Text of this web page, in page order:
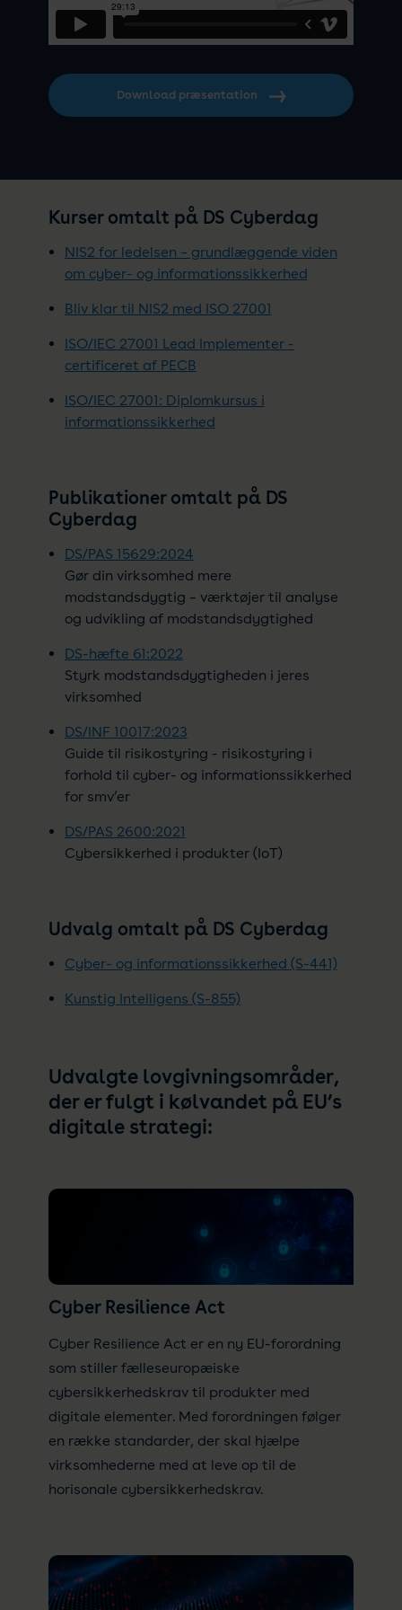
Download præsentation
Kurser omtalt på DS Cyberdag
NIS2 for ledelsen – grundlæggende viden
om cyber- og informationssikkerhed
Bliv klar til NIS2 med ISO 27001
ISO/IEC 27001 Lead Implementer -
certificeret af PECB
ISO/IEC 27001: Diplomkursus i
informationssikkerhed
Publikationer omtalt på DS
Cyberdag
DS/PAS 15629:2024
Gør din virksomhed mere
modstandsdygtig – værktøjer til analyse
og udvikling af modstandsdygtighed
DS-hæfte 61:2022
Styrk modstandsdygtigheden i jeres
virksomhed
DS/INF 10017:2023
Guide til risikostyring - risikostyring i
forhold til cyber- og informationssikkerhed
for smv’er
DS/PAS 2600:2021
Cybersikkerhed i produkter (IoT)
Udvalg omtalt på DS Cyberdag
Cyber- og informationssikkerhed (S-441)
Kunstig Intelligens (S-855)
Udvalgte lovgivningsområder,
der er fulgt i kølvandet på EU’s
digitale strategi:
Cyber Resilience Act
Cyber Resilience Act er en ny EU-forordning
som stiller fælleseuropæiske
cybersikkerhedskrav til produkter med
digitale elementer. Med forordningen følger
en række standarder, der skal hjælpe
virksomhederne med at leve op til de
horisonale cybersikkerhedskrav.